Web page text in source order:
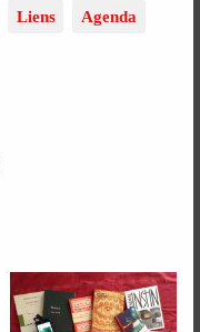
Liens Agenda